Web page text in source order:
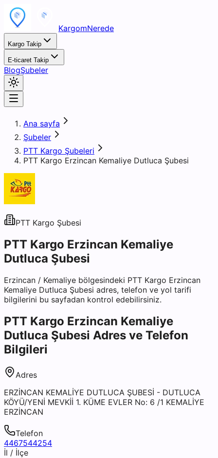
KargomNerede
Kargo Takip
E-ticaret Takip
BlogŞubeler
Ana sayfa
Şubeler
PTT Kargo Şubeleri
PTT Kargo Erzincan Kemaliye Dutluca Şubesi
PTT Kargo Şubesi
PTT Kargo Erzincan Kemaliye
Dutluca Şubesi
Erzincan / Kemaliye bölgesindeki PTT Kargo Erzincan
Kemaliye Dutluca Şubesi adres, telefon ve yol tarifi
bilgilerini bu sayfadan kontrol edebilirsiniz.
PTT Kargo Erzincan Kemaliye
Dutluca Şubesi Adres ve Telefon
Bilgileri
Adres
ERZİNCAN KEMALİYE DUTLUCA ŞUBESİ - DUTLUCA
KÖYÜ/YENİ MEVKİİ 1. KÜME EVLER No: 6 /1 KEMALİYE
ERZİNCAN
Telefon
4467544254
İl / İlçe